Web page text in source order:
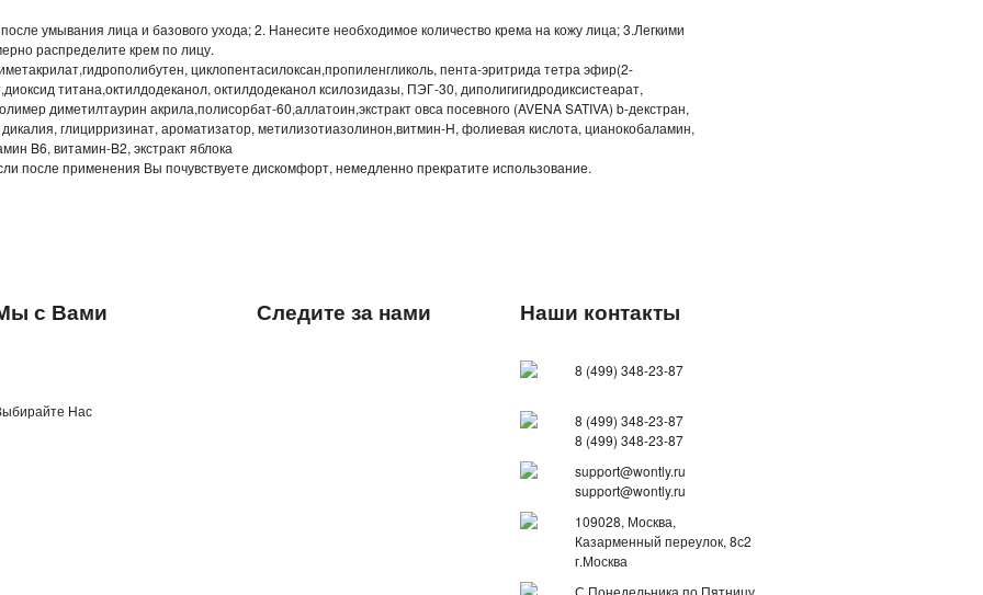
умывания лица и базового ухода; 2. Нанесите необходимое количество крема на кожу лица; 3.Легкими
распределите крем по лицу.
циклопентасилоксан,пропиленгликоль, пента-эритрида тетра эфир(2-
титана,октилдодеканол, октилдодеканол ксилозидазы, ПЭГ-30, диполигигидродиксистеарат,
диметилтаурин акрила,полисорбат-60,аллатоин,экстракт овса посевного (AVENA SATIVA) b-декстран,
глицирризинат, ароматизатор, метилизотиазолинон,витмин-H, фолиевая кислота, цианокобаламин,
B6, витамин-B2, экстракт яблока
после применения Вы почувствуете дискомфорт, немедленно прекратите использование.
с Вами
Нас
Следите за нами Наши контакты
8 (499) 348-23-87
8 (499) 348-23-87
8 (499) 348-23-87
support@wontly.ru
support@wontly.ru
109028, Москва,
Казарменный переулок, 8с2
г.Москва
С Понедельника по Пятницу